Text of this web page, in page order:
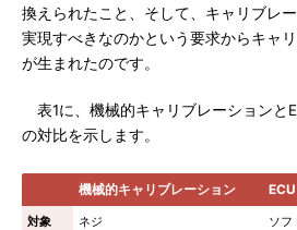
換えられたこと、そして、キャリブレ
実現すべきなのかという要求からキャ
が生まれたのです。
表1に、機械的キャリブレーションと
の対比を示します。
機械的キャリブレーション
対象 ネジ
ソフ